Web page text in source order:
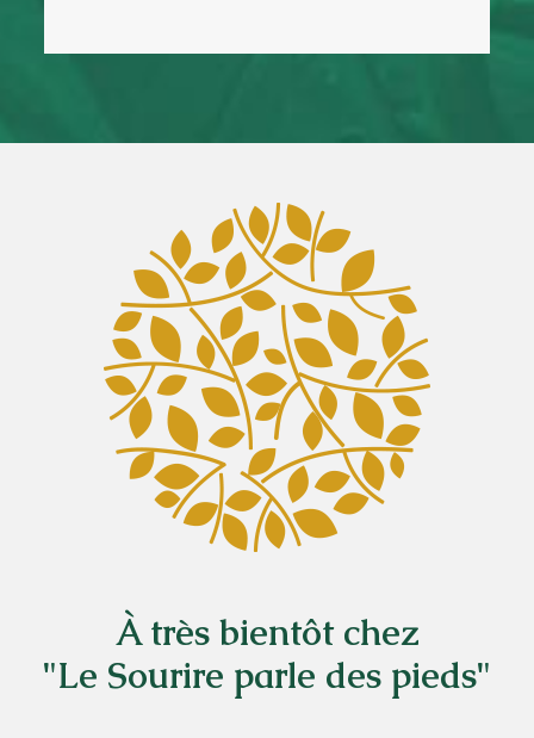
À très bientôt chez
"Le Sourire parle des pieds"